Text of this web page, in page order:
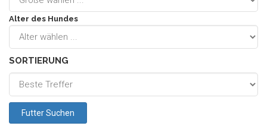
Alter des Hundes
SORTIERUNG